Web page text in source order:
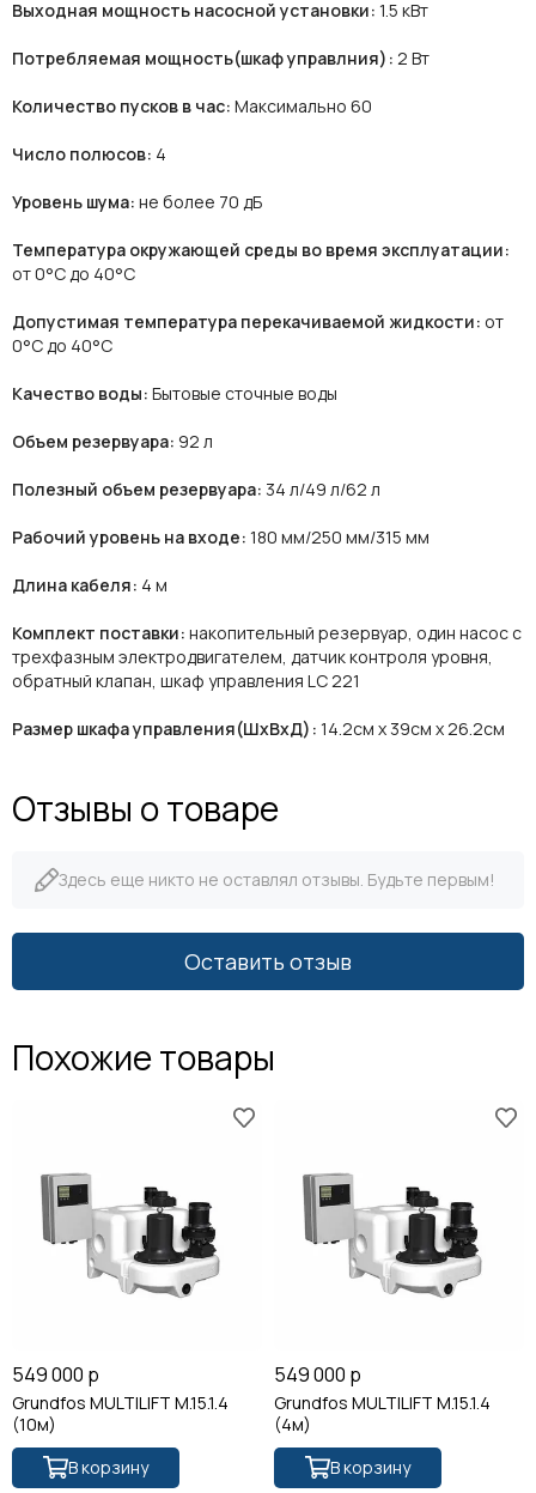
Выходная мощность насосной установки: 1.5 кВт
Потребляемая мощность(шкаф управлния): 2 Вт
Количество пусков в час: Максимально 60
Число полюсов: 4
Уровень шума: не более 70 дБ
Температура окружающей среды во время эксплуатации:
от 0°C до 40°C
Допустимая температура перекачиваемой жидкости: от
0°C до 40°C
Качество воды: Бытовые сточные воды
Объем резервуара: 92 л
Полезный объем резервуара: 34 л/49 л/62 л
Рабочий уровень на входе: 180 мм/250 мм/315 мм
Длина кабеля: 4 м
Комплект поставки: накопительный резервуар, один насос с
трехфазным электродвигателем, датчик контроля уровня,
обратный клапан, шкаф управления LC 221
Размер шкафа управления(ШхВхД): 14.2см х 39см х 26.2см
Отзывы о товаре
Здесь еще никто не оставлял отзывы. Будьте первым!
Оставить отзыв
Похожие товары
549 000 р
Grundfos MULTILIFT M.15.1.4
(10м)
В корзину
549 000 р
Grundfos MULTILIFT M.15.1.4
(4м)
В корзину